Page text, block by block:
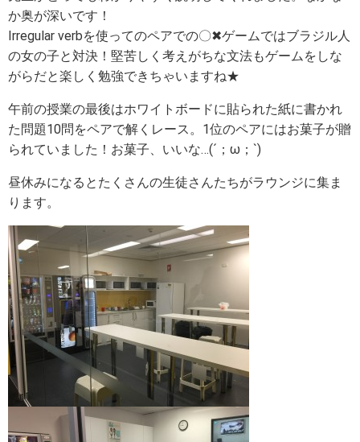
か奥が深いです！
Irregular verbを使ってのペアでの〇✖ゲームではブラジル人
の女の子と対決！堅苦しく考えがちな文法もゲームをしな
がらだと楽しく勉強できちゃいますね★
午前の授業の最後はホワイトボードに貼られた紙に書かれ
た問題10問をペアで解くレース。1位のペアにはお菓子が贈
られていました！お菓子、いいな…(´；ω；`)
昼休みになるとたくさんの生徒さんたちがラウンジに集ま
ります。